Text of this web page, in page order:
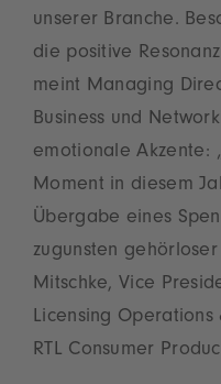
unserer Branche.
die positive
meint Managing
Business und
emotionale Akzente:
Moment in diesem
Übergabe eines
zugunsten
Mitschke, Vice
Licensing
RTL Consumer